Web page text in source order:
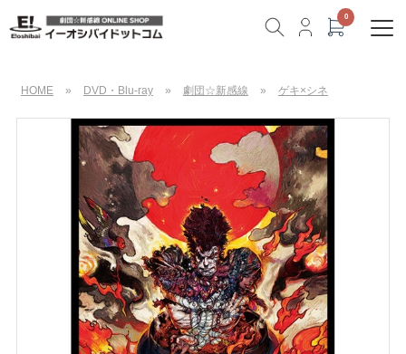
HOME » DVD・Blu-ray » 劇団☆新感線 » ゲキ×シネ